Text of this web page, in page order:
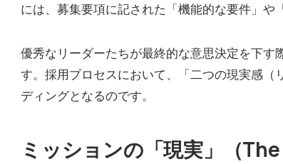
には、募集要項に記された「機能的な要件」や
優秀なリーダーたちが最終的な意思決定を下
す。採用プロセスにおいて、「二つの現実感
ディングとなるのです。
ミッションの「現実」（